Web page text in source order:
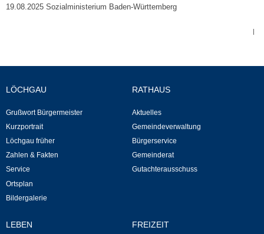
Katholische Kirchengemeinde
19.08.2025 Sozialministerium Baden-Württemberg
|
LÖCHGAU
Grußwort Bürgermeister
Kurzportrait
Löchgau früher
Zahlen & Fakten
Service
Ortsplan
Bildergalerie
RATHAUS
Aktuelles
Gemeindeverwaltung
Bürgerservice
Gemeinderat
Gutachterausschuss
LEBEN FREIZEIT